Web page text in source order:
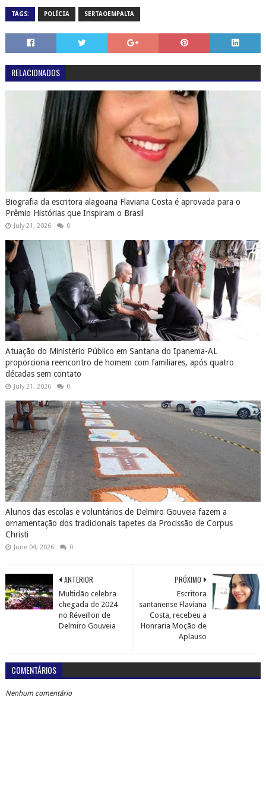
TAGS: POLÍCIA SERTAOEMPALTA
RELACIONADOS
Biografia da escritora alagoana Flaviana Costa é aprovada para o
Prêmio Histórias que Inspiram o Brasil
July 21, 2026 0
Atuação do Ministério Público em Santana do Ipanema-AL
proporciona reencontro de homem com familiares, após quatro
décadas sem contato
July 21, 2026 0
Alunos das escolas e voluntários de Delmiro Gouveia fazem a
ornamentação dos tradicionais tapetes da Procissão de Corpus
Christi
June 04, 2026 0
PRÓXIMO
Escritora
santanense Flaviana
Costa, recebeu a
Honraria Moção de
Aplauso
ANTERIOR
Multidão celebra
chegada de 2024
no Réveillon de
Delmiro Gouveia
COMENTÁRIOS
Nenhum comentário